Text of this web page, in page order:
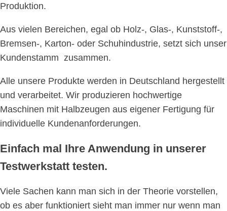
Produktion.
Aus vielen Bereichen, egal ob Holz-, Glas-, Kunststoff-,
Bremsen-, Karton- oder Schuhindustrie, setzt sich unser
Kundenstamm zusammen.
Alle unsere Produkte werden in Deutschland hergestellt
und verarbeitet. Wir produzieren hochwertige
Maschinen mit Halbzeugen aus eigener Fertigung für
individuelle Kundenanforderungen.
Einfach mal Ihre Anwendung in unserer
Testwerkstatt testen.
Viele Sachen kann man sich in der Theorie vorstellen,
ob es aber funktioniert sieht man immer nur wenn man